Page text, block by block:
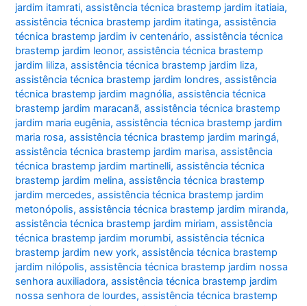
jardim itamrati,assistência técnica brastemp jardim itatiaia,
assistência técnica brastemp jardim itatinga,assistência
técnica brastemp jardim iv centenário,assistência técnica
brastemp jardim leonor,assistência técnica brastemp
jardim liliza,assistência técnica brastemp jardim liza,
assistência técnica brastemp jardim londres,assistência
técnica brastemp jardim magnólia,assistência técnica
brastemp jardim maracanã,assistência técnica brastemp
jardim maria eugênia,assistência técnica brastemp jardim
maria rosa,assistência técnica brastemp jardim maringá,
assistência técnica brastemp jardim marisa,assistência
técnica brastemp jardim martinelli,assistência técnica
brastemp jardim melina,assistência técnica brastemp
jardim mercedes,assistência técnica brastemp jardim
metonópolis,assistência técnica brastemp jardim miranda,
assistência técnica brastemp jardim miriam,assistência
técnica brastemp jardim morumbi,assistência técnica
brastemp jardim new york,assistência técnica brastemp
jardim nilópolis,assistência técnica brastemp jardim nossa
senhora auxiliadora,assistência técnica brastemp jardim
nossa senhora de lourdes,assistência técnica brastemp